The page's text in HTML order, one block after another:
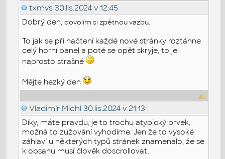
txmvs 30.lis.2024 v 12:45
Dobrý den,dovolím si zpětnou vazbu.
To jak se při načtení každé nové stránky roztáhne
celý horní panel a poté se opět skryje, to je
naprosto strašné
Mějte hezký den
Vladimír Michl 30.lis.2024 v 21:13
Díky, máte pravdu, je to trochu atypický prvek,
možná to zužování vyhodíme. Jen že to vysoké
záhlaví u některých typů stránek znamenalo, že se
k obsahu musí člověk doscrollovat.